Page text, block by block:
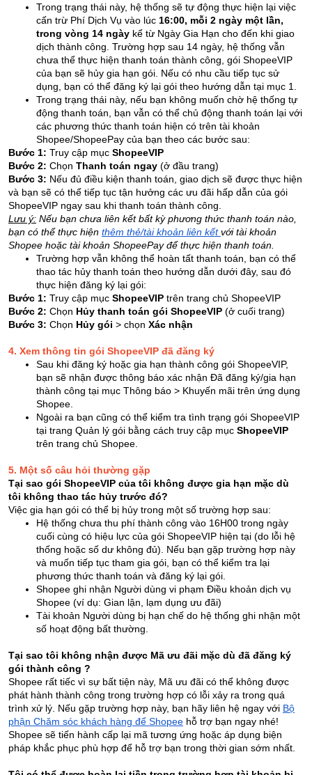
Trong trạng thái này, hệ thống sẽ tự động thực hiện lại việc
cấn trừ Phí Dịch Vụ vào lúc 16:00, mỗi 2 ngày một lần,
trong vòng 14 ngày kể từ Ngày Gia Hạn cho đến khi giao
dịch thành công. Trường hợp sau 14 ngày, hệ thống vẫn
chưa thể thực hiện thanh toán thành công, gói ShopeeVIP
của bạn sẽ hủy gia hạn gói. Nếu có nhu cầu tiếp tục sử
dụng, bạn có thể đăng ký lại gói theo hướng dẫn tại mục 1.
Trong trạng thái này, nếu bạn không muốn chờ hệ thống tự
động thanh toán, bạn vẫn có thể chủ động thanh toán lại với
các phương thức thanh toán hiện có trên tài khoản
Shopee/ShopeePay của bạn theo các bước sau:
Bước 1: Truy cập mục ShopeeVIP
Bước 2: Chọn Thanh toán ngay (ở đầu trang)
Bước 3: Nếu đủ điều kiện thanh toán, giao dịch sẽ được thực hiện
và bạn sẽ có thể tiếp tục tận hưởng các ưu đãi hấp dẫn của gói
ShopeeVIP ngay sau khi thanh toán thành công.
Lưu ý: Nếu bạn chưa liên kết bất kỳ phương thức thanh toán nào,
bạn có thể thực hiện thêm thẻ/tài khoản liên kếtvới tài khoản
Shopee hoặc tài khoản ShopeePay để thực hiện thanh toán.
Trường hợp vẫn không thể hoàn tất thanh toán, bạn có thể
thao tác hủy thanh toán theo hướng dẫn dưới đây, sau đó
thực hiện đăng ký lại gói:
Bước 1: Truy cập mục ShopeeVIP trên trang chủ ShopeeVIP
Bước 2: Chọn Hủy thanh toán gói ShopeeVIP (ở cuối trang)
Bước 3: Chọn Hủy gói > chọn Xác nhận
4. Xem thông tin gói ShopeeVIP đã đăng ký
Sau khi đăng ký hoặc gia hạn thành công gói ShopeeVIP,
bạn sẽ nhận được thông báo xác nhận Đã đăng ký/gia hạn
thành công tại mục Thông báo > Khuyến mãi trên ứng dụng
Shopee.
Ngoài ra bạn cũng có thể kiểm tra tình trạng gói ShopeeVIP
tại trang Quản lý gói bằng cách truy cập mục ShopeeVIP
trên trang chủ Shopee.
5. Một số câu hỏi thường gặp
Tại sao gói ShopeeVIP của tôi không được gia hạn mặc dù
tôi không thao tác hủy trước đó?
Việc gia hạn gói có thể bị hủy trong một số trường hợp sau:
Hệ thống chưa thu phí thành công vào 16H00 trong ngày
cuối cùng có hiệu lực của gói ShopeeVIP hiện tại (do lỗi hệ
thống hoặc số dư không đủ). Nếu bạn gặp trường hợp này
và muốn tiếp tục tham gia gói, bạn có thể kiểm tra lại
phương thức thanh toán và đăng ký lại gói.
Shopee ghi nhận Người dùng vi phạm Điều khoản dịch vụ
Shopee (ví dụ: Gian lận, lạm dụng ưu đãi)
Tài khoản Người dùng bị hạn chế do hệ thống ghi nhận một
số hoạt động bất thường.
Tại sao tôi không nhận được Mã ưu đãi mặc dù đã đăng ký
gói thành công ?
Shopee rất tiếc vì sự bất tiện này, Mã ưu đãi có thể không được
phát hành thành công trong trường hợp có lỗi xảy ra trong quá
trình xử lý. Nếu gặp trường hợp này, bạn hãy liên hệ ngay với Bộ
phận Chăm sóc khách hàng để Shopee hỗ trợ bạn ngay nhé!
Shopee sẽ tiến hành cấp lại mã tương ứng hoặc áp dụng biện
pháp khắc phục phù hợp để hỗ trợ bạn trong thời gian sớm nhất.